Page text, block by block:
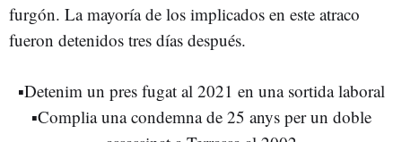
furgón. La mayoría de los implicados en este atraco
fueron detenidos tres días después.
▪️Detenim un pres fugat al 2021 en una sortida laboral
▪️Complia una condemna de 25 anys per un doble